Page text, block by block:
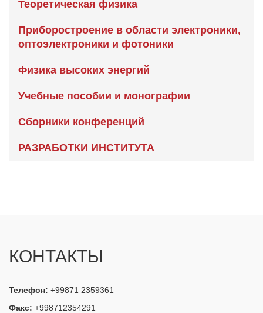
Теоретическая физика
Приборостроение в области электроники,
оптоэлектроники и фотоники
Физика высоких энергий
Учебные пособии и монографии
Сборники конференций
РАЗРАБОТКИ ИНСТИТУТА
КОНТАКТЫ
Телефон: +99871 2359361
Факс: +998712354291